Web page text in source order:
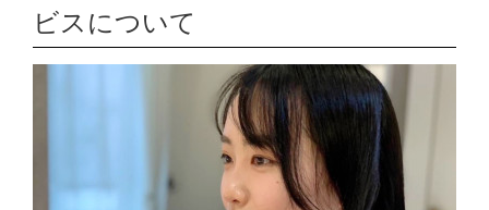
ビスについて